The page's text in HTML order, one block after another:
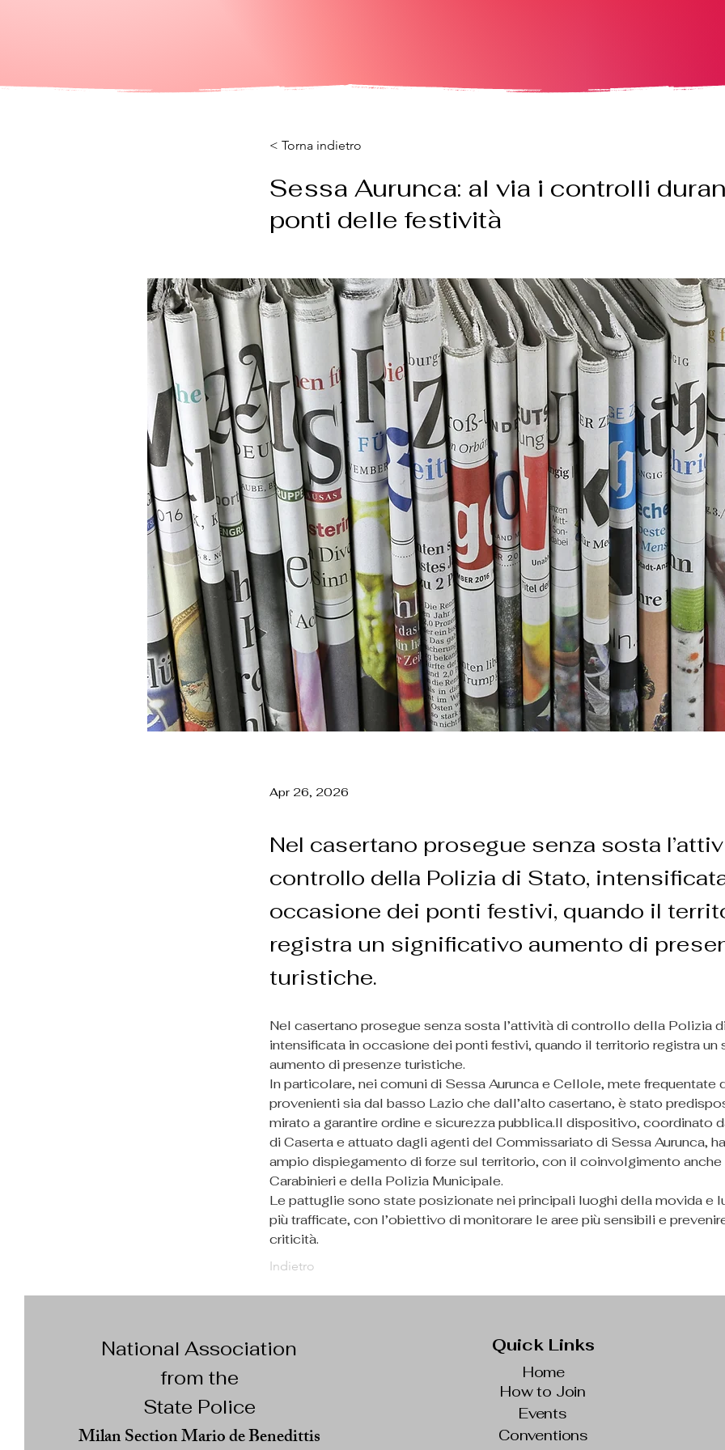
< Torna indietro
Sessa Aurunca: al via i controlli
ponti delle festività
Apr 26, 2026
Nel casertano prosegue senza sosta
controllo della Polizia di Stato,
occasione dei ponti festivi, quando il
registra un significativo aumento di
turistiche.
Nel casertano prosegue senza sosta l’attività di controllo della Polizia
intensificata in occasione dei ponti festivi, quando il territorio registra
aumento di presenze turistiche.
In particolare, nei comuni di Sessa Aurunca e Cellole, mete frequentate
provenienti sia dal basso Lazio che dall’alto casertano, è stato
mirato a garantire ordine e sicurezza pubblica.Il dispositivo, coordinato
di Caserta e attuato dagli agenti del Commissariato di Sessa Aurunca,
ampio dispiegamento di forze sul territorio, con il coinvolgimento anche
Carabinieri e della Polizia Municipale.
Le pattuglie sono state posizionate nei principali luoghi della movida e
più trafficate, con l’obiettivo di monitorare le aree più sensibili e
criticità.
Indietro
National Association
from the
State Police
Milan Section Mario de Benedittis
Quick Links
How to Join
Home
Events
Conventions